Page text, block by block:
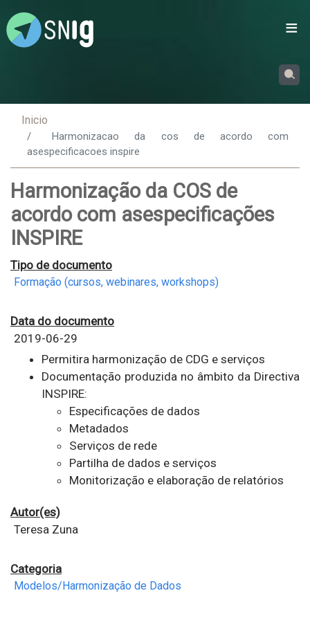
Inicio
Harmonizacao da cos de acordo com
asespecificacoes inspire
Harmonização da COS de
acordo com asespecificações
INSPIRE
Tipo de documento
Formação (cursos, webinares, workshops)
Data do documento
2019-06-29
Permitira harmonização de CDG e serviços
Documentação produzida no âmbito da Directiva
INSPIRE:
Especificações de dados
Metadados
Serviços de rede
Partilha de dados e serviços
Monitorização e elaboração de relatórios
Autor(es)
Teresa Zuna
Categoria
Modelos/Harmonização de Dados